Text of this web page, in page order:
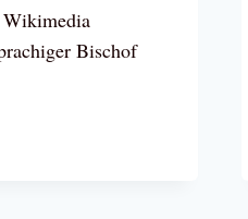
Wikimedia
Bischof